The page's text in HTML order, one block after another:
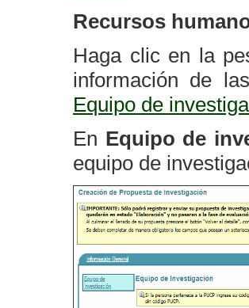
Recursos
Haga clic en la
información de
Equipo de
En Equipo de
equipo de